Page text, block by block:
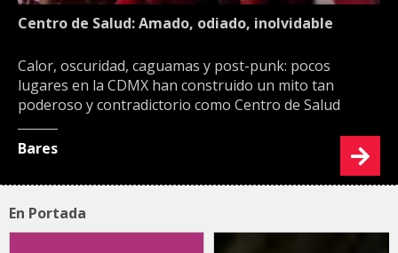
Centro de Salud: Amado, odiado, inolvidable
Calor, oscuridad, caguamas y post-punk: pocos
lugares en la CDMX han construido un mito tan
poderoso y contradictorio como Centro de Salud
Bares
En Portada